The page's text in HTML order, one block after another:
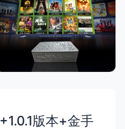
版本+金手